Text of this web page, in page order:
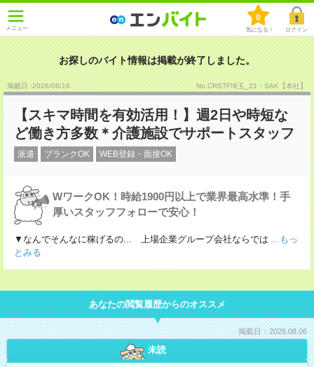
メニュー
0
気になる！ ログイン
お探しのバイト情報は掲載が終了しました。
掲載日 :2026/06/16 No.CRSTF埼玉_21・SAK【本社】
【スキマ時間を有効活用！】週2日や時短な
ど働き方多数＊介護施設でサポートスタッフ
派遣 ブランクOK WEB登録・面接OK
WワークOK！時給1900円以上で業界最高水準！手
厚いスタッフフォローで安心！
▼なんでそんなに稼げるの... 上場企業グループ会社ならでは ...もっ
とみる
あなたの閲覧履歴からのオススメ
掲載日：2026.08.06
未読